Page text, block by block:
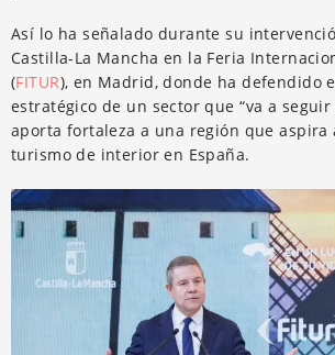
Así lo ha señalado durante su
Castilla-La Mancha en la Feria
(FITUR), en Madrid, donde ha defendido
estratégico de un sector que “va a seguir
aporta fortaleza a una región que aspira
turismo de interior en España.